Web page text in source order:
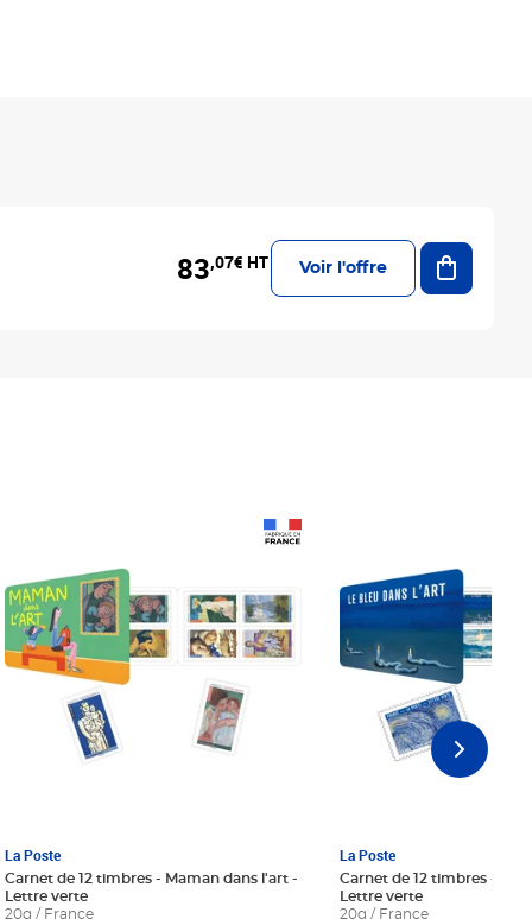
83,07€ HT Voir l'offre
Ajouter
La Poste
Carnet de 12 timbres - Maman dans l'art -
Lettre verte
20g / France
La Poste
Carnet de 12 timbres - Le
Lettre verte
20g / France